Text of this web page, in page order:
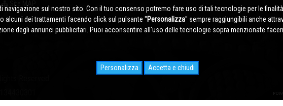
navigazione sul nostro sito. Con il tuo consenso potremo fare uso di tali tecnologie per le
alcuni dei trattamenti facendo click sul pulsante ''Personalizza'' sempre raggiungibili anche
degli annunci pubblicitari. Puoi acconsentire all'uso delle tecnologie sopra menzionate
Personalizza Accetta e chiudi